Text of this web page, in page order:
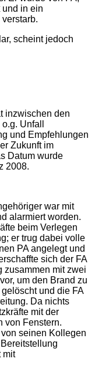
und in ein
scheint jedoch
inzwischen den
Unfall
und Empfehlungen
Zukunft im
Datum wurde
2008.
war mit
alarmiert worden.
beim Verlegen
er trug dabei volle
PA angelegt und
sich der FA
zusammen mit zwei
um den Brand zu
und die FA
Da nichts
mit der
von Fenstern.
seinen Kollegen
mit